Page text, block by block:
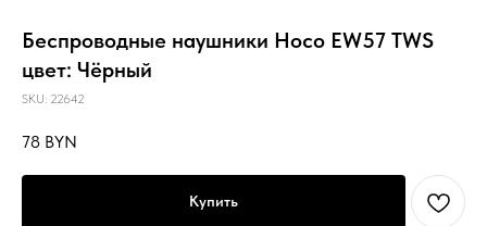
Беспроводные наушники Hoco EW57 TWS
цвет: Чёрный
SKU: 22642
78 BYN
Купить